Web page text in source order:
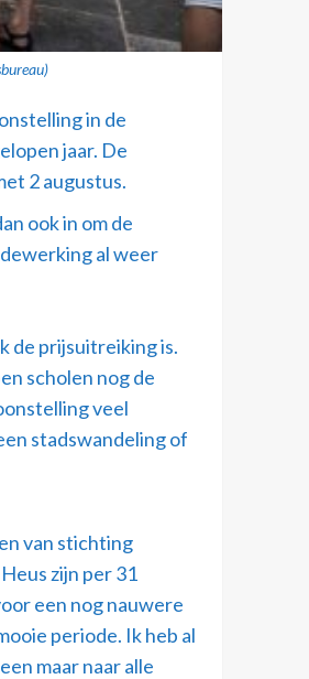
in de
jaar. De
2 augustus.
ook in om de
al weer
de prijsuitreiking is.
scholen nog de
veel
stadswandeling of
van stichting
zijn per 31
een nog nauwere
periode. Ik heb al
maar naar alle